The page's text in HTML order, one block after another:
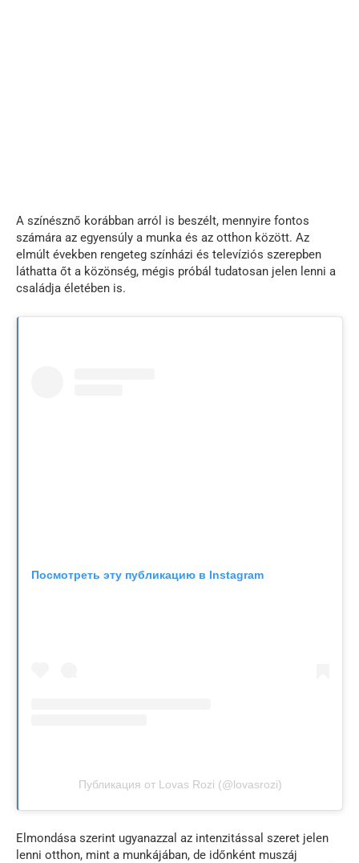
A színésznő korábban arról is beszélt, mennyire fontos
számára az egyensúly a munka és az otthon között. Az
elmúlt években rengeteg színházi és televíziós szerepben
láthatta őt a közönség, mégis próbál tudatosan jelen lenni a
családja életében is.
Посмотреть эту публикацию в Instagram
Публикация от Lovas Rozi (@lovasrozi)
Elmondása szerint ugyanazzal az intenzitással szeret jelen
lenni otthon, mint a munkájában, de időnként muszáj